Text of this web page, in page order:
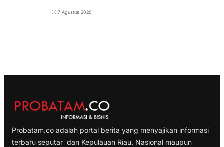
7 Agustus 2026
Probatam.co adalah portal berita yang menyajikan informasi
terbaru seputar dan Kepulauan Riau, Nasional maupun